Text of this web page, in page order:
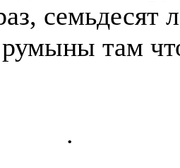
семьдесят
там
.